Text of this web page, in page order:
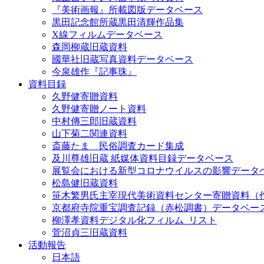
『美術画報』所載図版データベース
黒田記念館所蔵黒田清輝作品集
X線フィルムデータベース
森岡柳蔵旧蔵資料
國華社旧蔵写真資料データベース
今泉雄作『記事珠』
資料目録
久野健寄贈資料
久野健寄贈ノート資料
中村傳三郎旧蔵資料
山下菊二関連資料
斎藤たま 民俗調査カード集成
及川尊雄旧蔵 紙媒体資料目録データベース
展覧会における新型コロナウイルスの影響データ
松島健旧蔵資料
笹木繁男氏主宰現代美術資料センター寄贈資料（
京都府寺院重宝調査記録（赤松調書）データベー
柳澤孝資料デジタル化フィルム_リスト
菅沼貞三旧蔵資料
活動報告
日本語